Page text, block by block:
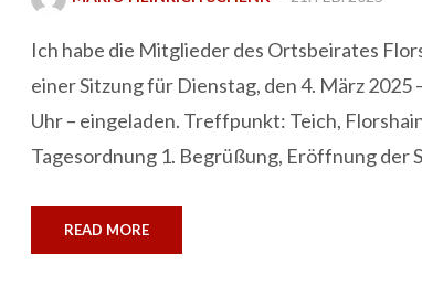
Ich habe die Mitglieder des Ortsbeirates
einer Sitzung für Dienstag, den 4. März 2025
Uhr – eingeladen. Treffpunkt: Teich,
Tagesordnung 1. Begrüßung, Eröffnung der
READ MORE